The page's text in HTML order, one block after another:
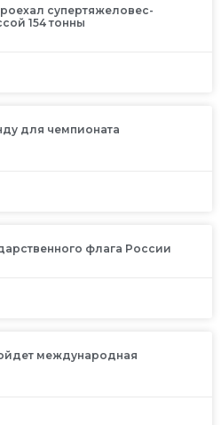
супертяжеловес-
154 тонны
для чемпионата
флага России
международная